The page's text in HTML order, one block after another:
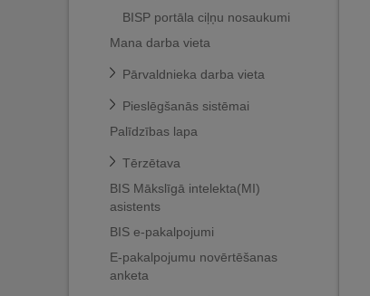
BISP portāla ciļņu nosaukumi
Mana darba vieta
Pārvaldnieka darba vieta
Pieslēgšanās sistēmai
Palīdzības lapa
Tērzētava
BIS Mākslīgā intelekta(MI)
asistents
BIS e-pakalpojumi
E-pakalpojumu novērtēšanas
anketa